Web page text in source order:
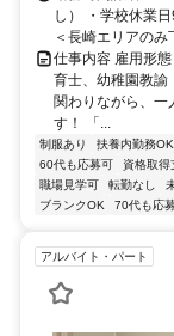
し） ・学校休業
＜長崎エリアの
仕事内容 雇用形
育士、幼稚園教諭
関わりながら、一
す！ 「...
制服あり 扶養内勤務OK
60代も応募可
資格取得
職場見学可
転勤なし
ブランクOK
70代も応
アルバイト・パート